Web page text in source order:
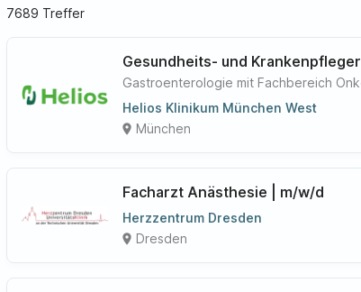
7689 Treffer
Gesundheits- und
Gastroenterologie mit Fachbereich
Helios Klinikum München West
place München
Facharzt Anästhesie | m/w/d
Herzzentrum Dresden
place Dresden